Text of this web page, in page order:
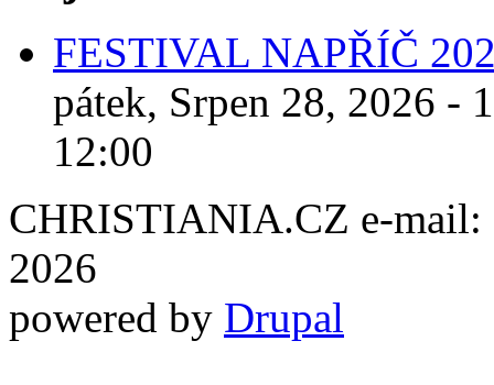
FESTIVAL NAPŘÍČ
pátek, Srpen 28, 2026 -
12:00
CHRISTIANIA.CZ e-mail:
2026
powered by Drupal